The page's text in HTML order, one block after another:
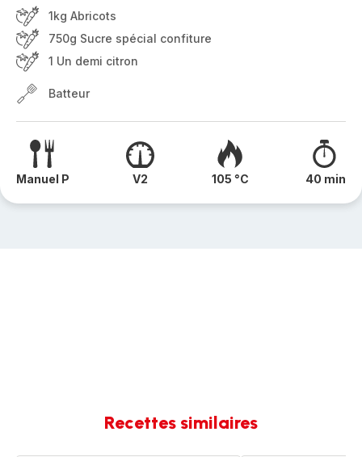
1kg Abricots
750g Sucre spécial confiture
1 Un demi citron
Batteur
Manuel P V2 105 °C 40 min
Recettes similaires